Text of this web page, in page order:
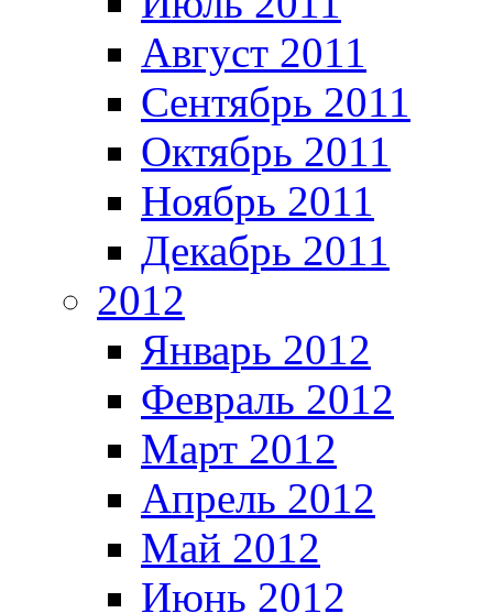
Август 2011
Сентябрь 2011
Октябрь 2011
Ноябрь 2011
Декабрь 2011
2012
Январь 2012
Февраль 2012
Март 2012
Апрель 2012
Май 2012
Июнь 2012